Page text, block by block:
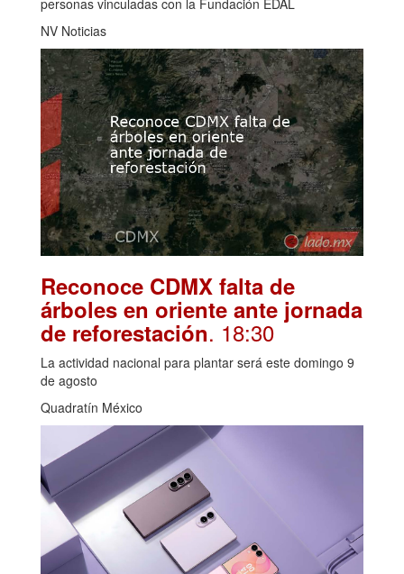
personas vinculadas con la Fundación EDAL
NV Noticias
Reconoce CDMX falta de
árboles en oriente ante jornada
de reforestación. 18:30
La actividad nacional para plantar será este domingo 9
de agosto
Quadratín México